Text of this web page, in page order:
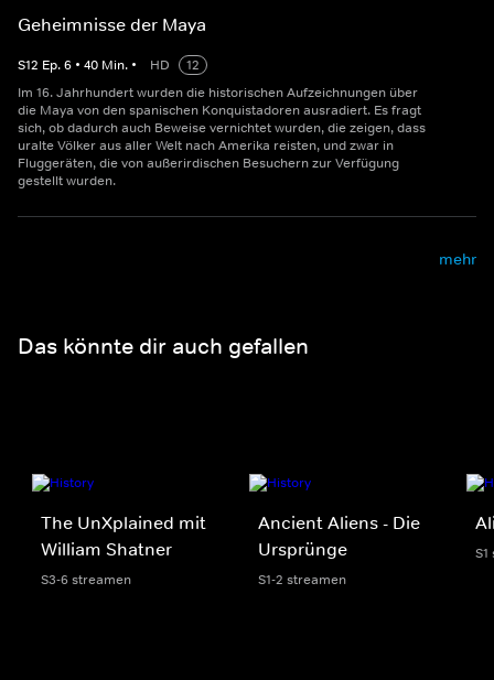
Geheimnisse der Maya
S12 Ep.6 • 40 Min. • HD
12
Im 16. Jahrhundert wurden die historischen Aufzeichnungen über
die Maya von den spanischen Konquistadoren ausradiert. Es fragt
sich, ob dadurch auch Beweise vernichtet wurden, die zeigen, dass
uralte Völker aus aller Welt nach Amerika reisten, und zwar in
Fluggeräten, die von außerirdischen Besuchern zur Verfügung
gestellt wurden.
mehr
Das könnte dir auch gefallen
The UnXplained mit
William Shatner
S3-6 streamen
Ancient Aliens - Die
Ursprünge
S1-2 streamen